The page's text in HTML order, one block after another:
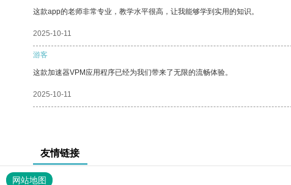
这款app的老师非常专业，教学水平很高，让我能够学到实用的知识。
2025-10-11
游客
这款加速器VPM应用程序已经为我们带来了无限的流畅体验。
2025-10-11
友情链接
网站地图